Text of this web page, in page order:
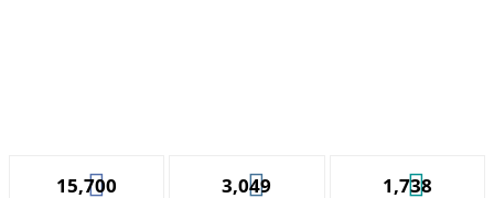
15,700 3,049 1,738